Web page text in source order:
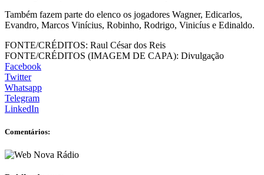
Também fazem parte do elenco os jogadores Wagner, Edicarlos,
Evandro, Marcos Vinícius, Robinho, Rodrigo, Vinicíus e Edinaldo.
FONTE/CRÉDITOS: Raul César dos Reis
FONTE/CRÉDITOS (IMAGEM DE CAPA): Divulgação
Facebook
Twitter
Whatsapp
Telegram
LinkedIn
Comentários: